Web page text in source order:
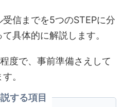
信までを5つのSTEPに分
具体的に解説します。
度で、事前準備さえして
。
する項目